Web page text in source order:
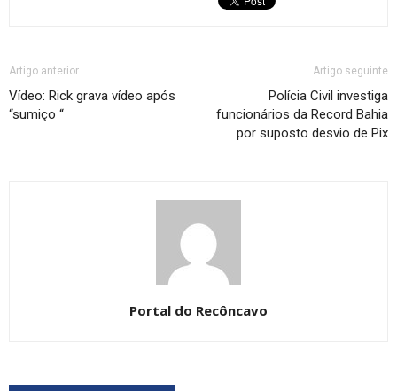
Artigo anterior
Vídeo: Rick grava vídeo após
“sumiço “
Artigo seguinte
Polícia Civil investiga
funcionários da Record Bahia
por suposto desvio de Pix
Portal do Recôncavo